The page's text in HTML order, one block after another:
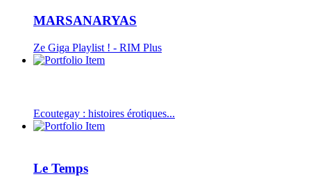
MARSANARYAS
Ze Giga Playlist ! - RIM Plus
Ecoutegay : histoires érotiques...
Le Temps